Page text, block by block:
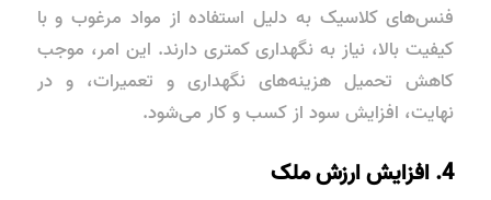
فنس‌های کلاسیک به دلیل استفاده از مواد مرغوب و با
کیفیت بالا، نیاز به نگهداری کمتری دارند. این امر، موجب
کاهش تحمیل هزینه‌های نگهداری و تعمیرات، و در
نهایت، افزایش سود از کسب و کار می‌شود.
4. افزایش ارزش ملک